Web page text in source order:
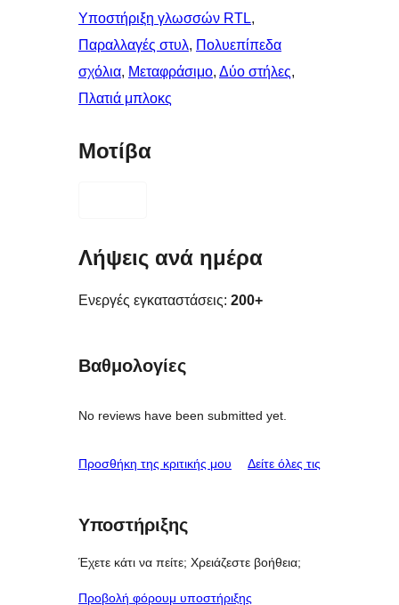
Υποστήριξη γλωσσών RTL
Παραλλαγές στυλ, Πολυεπίπεδα
σχόλια, Μεταφράσιμο, Δύο στήλες
Πλατιά μπλοκς
Μοτίβα
Λήψεις ανά ημέρα
Ενεργές εγκαταστάσεις: 200+
Βαθμολογίες
No reviews have been submitted yet.
Προσθήκη της κριτικής μου Δείτε όλες τις
Υποστήριξης
Έχετε κάτι να πείτε; Χρειάζεστε βοήθεια;
Προβολή φόρουμ υποστήριξης